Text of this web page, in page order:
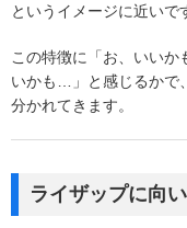
というイメージに近いで
この特徴に「お、いい
いかも…」と感じるかで、
分かれてきます。
ライザップに向